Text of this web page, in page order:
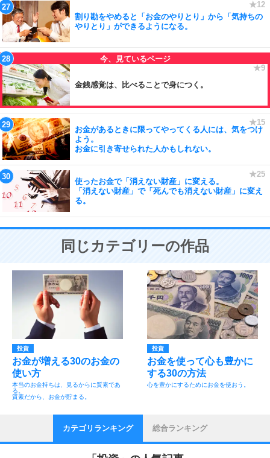
割り勘をやめると「お金のやりとり」から「気持ちの
やりとり」ができるようになる。
金銭感覚は、比べることで身につく。
お金があるときに限ってやってくる人には、気をつけ
よう。
お金に引き寄せられた人かもしれない。
使ったお金で「消えない財産」に変える。
「消えない財産」で「死んでも消えない財産」に変え
る。
同じカテゴリーの作品
投資
お金が増える30のお金の
使い方
本当のお金持ちは、見るからに質素であ
る。
質素だから、お金が貯まる。
投資
お金を使って心も豊かに
する30の方法
心を豊かにするためにお金を使おう。
カテゴリランキング 総合ランキング